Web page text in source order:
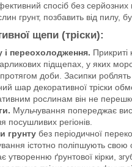
спосіб без
грунт, позбавить від пилу,
щепи (тріски):
і переохолодження.
підщепах, у яких
доби. Засипки роблять
шар декоративної тріски
рослинам він не
Мульчування попереджає
посушливих регіонів.
грунту без періодичної
істотно поліпшують свою
ґрунтової кірки,